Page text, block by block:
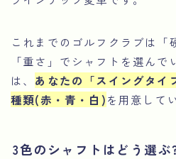
これまでのゴルフクラブは「
「重さ」でシャフトを選ん
は、 あなたの「スイングタイ
種類(赤・青・白)を用意して
3色のシャフトはどう選ぶ